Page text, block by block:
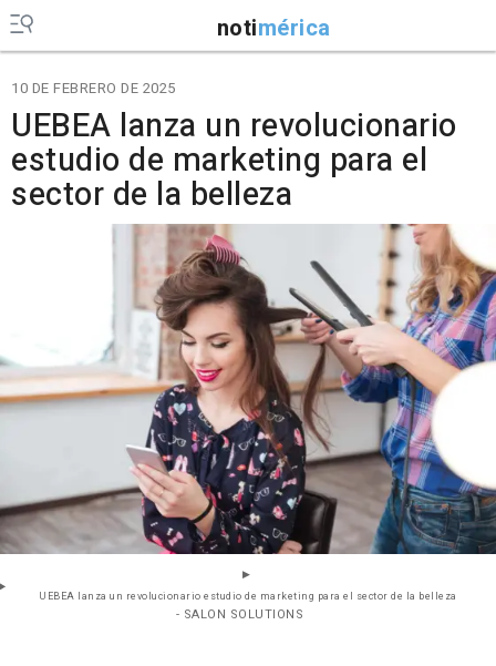
notimérica
10 DE FEBRERO DE 2025
UEBEA lanza un revolucionario
estudio de marketing para el
sector de la belleza
UEBEA lanza un revolucionario estudio de marketing para el sector de la belleza
- SALON SOLUTIONS